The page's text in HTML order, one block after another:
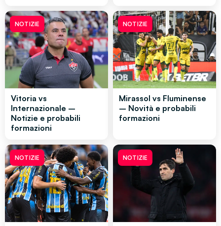
NOTIZIE
Vitoria vs
Internazionale –
Notizie e probabili
formazioni
NOTIZIE
Mirassol vs Fluminense
– Novità e probabili
formazioni
NOTIZIE NOTIZIE